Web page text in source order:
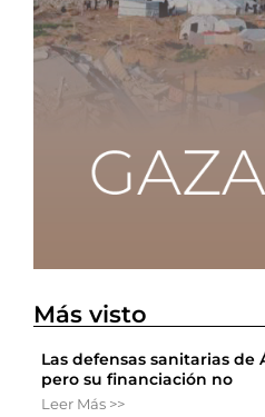
Más visto
Las defensas sanitarias de
pero su financiación no
Leer Más >>